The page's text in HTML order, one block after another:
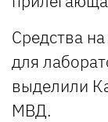
Средства
для
выделили
МВД.